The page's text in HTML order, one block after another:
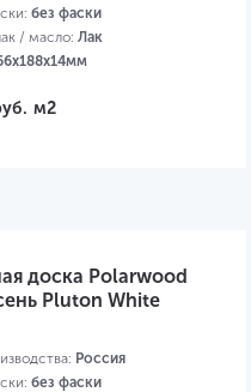
без фаски
/ масло: Лак
м2
доска Polarwood
Pluton White
Россия
без фаски